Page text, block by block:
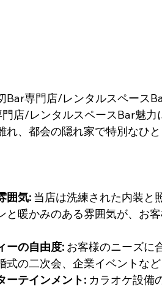
Bar専門店/レンタルスペース
店/レンタルスペースBar魅力
れ、都会の隠れ家で特別なひ
囲気: 当店は洗練された内装と
と暖かみのある雰囲気が、お
ーの自由度: お客様のニーズに
式の二次会、企業イベントな
ーテインメント: カラオケ設備